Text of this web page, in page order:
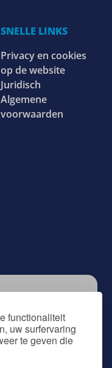
functionaliteit
uw surfervaring
te geven die
SNELLE LINKS
Privacy en cookies
op de website
Juridisch
Algemene
voorwaarden
met SALUS
aan te melden